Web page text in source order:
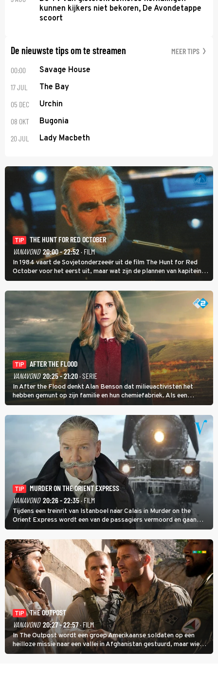
kunnen kijkers niet bekoren, De Avondetappe
scoort
De nieuwste tips om te streamen MEER TIPS
00:00 Savage House
17 JUL The Bay
05 DEC Urchin
08 OKT Bugonia
20 JUL Lady Macbeth
TIP
THE HUNT FOR RED OCTOBER
VANAVOND 20:00 - 22:52· FILM
In 1984 vaart de Sovjetonderzeeër uit de film The Hunt for Red
October voor het eerst uit, maar wat zijn de plannen van kapitein
Marko Ramius?
TIP
AFTER THE FLOOD
VANAVOND 20:25 - 21:20· SERIE
In After the Flood denkt Alan Benson dat milieuactivisten het
hebben gemunt op zijn familie en hun chemiefabriek. Als een
brandende boodschap in het veen de boel op scherp zet, besluit
Jo Marshall de jonge Finn Allen aan de tand te voelen.
TIP
MURDER ON THE ORIENT EXPRESS
VANAVOND 20:26 - 22:35· FILM
Tijdens een treinrit van Istanboel naar Calais in Murder on the
Orient Express wordt een van de passagiers vermoord en gaan
detective Hercule Poirot en zijn snor uitzoeken wie van de andere
treinreizigers de dader is.
TIP
THE OUTPOST
VANAVOND 20:27 - 22:57· FILM
In The Outpost wordt een groep Amerikaanse soldaten op een
heilloze missie naar een vallei in Afghanistan gestuurd, maar wie
overleeft daar een aanval?